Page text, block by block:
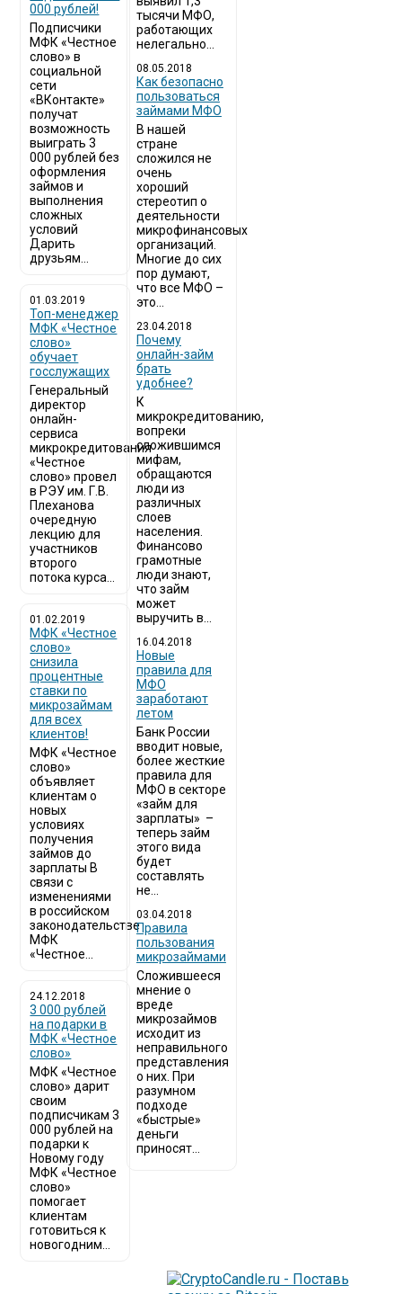
000 рублей!
Подписчики
МФК «Честное
слово» в
социальной
сети
«ВКонтакте»
получат
возможность
выиграть 3
000 рублей без
оформления
займов и
выполнения
сложных
условий
Дарить
друзьям...
01.03.2019
Топ-менеджер
МФК «Честное
слово»
обучает
госслужащих
Генеральный
директор
онлайн-
сервиса
микрокредитования
«Честное
слово» провел
в РЭУ им. Г.В.
Плеханова
очередную
лекцию для
участников
второго
потока курса...
01.02.2019
МФК «Честное
слово»
снизила
процентные
ставки по
микрозаймам
для всех
клиентов!
МФК «Честное
слово»
объявляет
клиентам о
новых
условиях
получения
займов до
зарплаты В
связи с
изменениями
в российском
законодательстве
МФК
«Честное...
24.12.2018
3 000 рублей
на подарки в
МФК «Честное
слово»
МФК «Честное
слово» дарит
своим
подписчикам 3
000 рублей на
подарки к
Новому году
МФК «Честное
слово»
помогает
клиентам
готовиться к
новогодним...
тысячи МФО,
работающих
нелегально...
08.05.2018
Как безопасно
пользоваться
займами МФО
В нашей
стране
сложился не
очень
хороший
стереотип о
деятельности
микрофинансовых
организаций.
Многие до сих
пор думают,
что все МФО –
это...
23.04.2018
Почему
онлайн-займ
брать
удобнее?
К
микрокредитованию,
вопреки
сложившимся
мифам,
обращаются
люди из
различных
слоев
населения.
Финансово
грамотные
люди знают,
что займ
может
выручить в...
16.04.2018
Новые
правила для
МФО
заработают
летом
Банк России
вводит новые,
более жесткие
правила для
МФО в секторе
«займ для
зарплаты» –
теперь займ
этого вида
будет
составлять
не...
03.04.2018
​Правила
пользования
микрозаймами
Сложившееся
мнение о
вреде
микрозаймов
исходит из
неправильного
представления
о них. При
разумном
подходе
«быстрые»
деньги
приносят...